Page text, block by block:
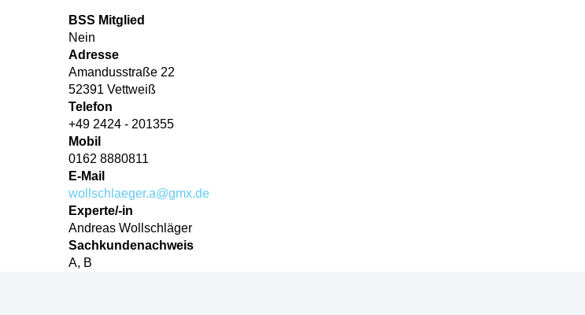
BSS Mitglied
Nein
Adresse
Amandusstraße 22
52391 Vettweiß
Telefon
+49 2424 - 201355
Mobil
0162 8880811
E-Mail
wollschlaeger.a@gmx.de
Experte/-in
Andreas Wollschläger
Sachkundenachweis
A, B